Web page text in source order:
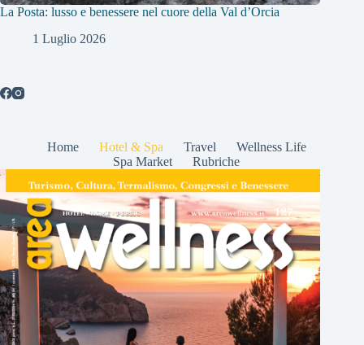
La Posta: lusso e benessere nel cuore della Val d’Orcia
1 Luglio 2026
Home Hotel & Spa Travel
Wellness Life
Spa Market
Rubriche